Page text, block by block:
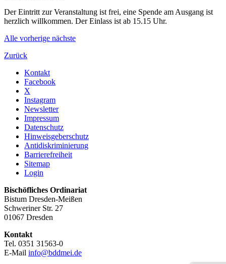
Der Eintritt zur Veranstaltung ist frei, eine Spende am Ausgang ist
herzlich willkommen. Der Einlass ist ab 15.15 Uhr.
Alle vorherige nächste
Zurück
Kontakt
Facebook
X
Instagram
Newsletter
Impressum
Datenschutz
Hinweisgeberschutz
Antidiskriminierung
Barrierefreiheit
Sitemap
Login
Bischöfliches Ordinariat
Bistum Dresden-Meißen
Schweriner Str. 27
01067 Dresden
Kontakt
Tel. 0351 31563-0
E-Mail info@bddmei.de